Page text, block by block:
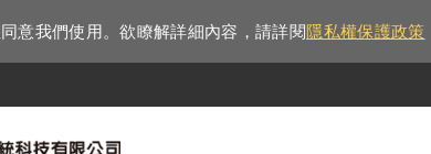
意我們使用。欲瞭解詳細內容，請詳閱隱私權保護政策